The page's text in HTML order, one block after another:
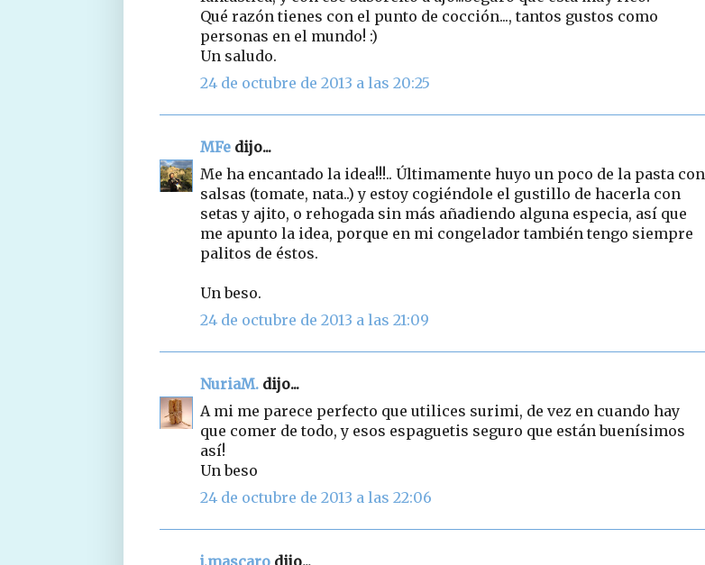
Qué razón tienes con el punto de cocción..., tantos gustos como
personas en el mundo! :)
Un saludo.
24 de octubre de 2013 a las 20:25
MFe dijo...
Me ha encantado la idea!!!.. Últimamente huyo un poco de la pasta con
salsas (tomate, nata..) y estoy cogiéndole el gustillo de hacerla con
setas y ajito, o rehogada sin más añadiendo alguna especia, así que
me apunto la idea, porque en mi congelador también tengo siempre
palitos de éstos.
Un beso.
24 de octubre de 2013 a las 21:09
NuriaM. dijo...
A mi me parece perfecto que utilices surimi, de vez en cuando hay
que comer de todo, y esos espaguetis seguro que están buenísimos
así!
Un beso
24 de octubre de 2013 a las 22:06
j.mascaro dijo...